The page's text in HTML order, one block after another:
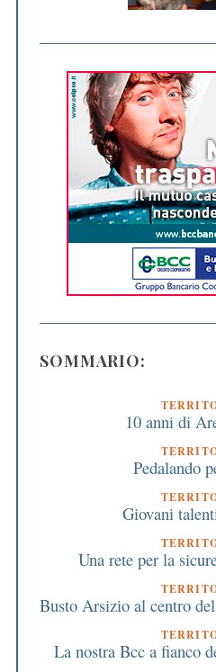
SOMMARIO:
10 anni di
Pedalando
Giovani
Una rete per la
Busto Arsizio al centro
La nostra Bcc a fianco